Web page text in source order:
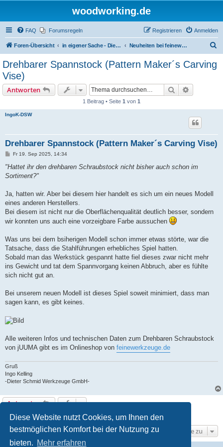
Diese Website nutzt Cookies, um Ihnen den
bestmöglichen Komfort bei der Nutzung zu
bieten. Mehr erfahren
woodworking.de
FAQ Forumsregeln Anmelden
Registrieren
Foren-Übersicht in eigener Sache - Dieter Schmid Werkzeuge GmbH Neuheiten bei feinewerkzeuge.de
Drehbarer Spannstock (Pattern Maker´s Carving
Vise)
Antworten Suche
1 Beitrag • Seite 1 von 1
IngoK-DSW
Drehbarer Spannstock (Pattern Maker´s Carving Vise)
B
i
r
Fr 19. Sep 2025, 14:34
"Hattet ihr den drehbaren Schraubstock nicht bisher auch schon im
Sortiment?"
Ja, hatten wir. Aber bei diesem hier handelt es sich um ein neues Modell
eines anderen Herstellers.
Bei diesem ist nicht nur die Oberflächenqualität deutlich besser, sondern
wir konnten uns auch eine vorzeigbare Farbe aussuchen
Was uns bei dem bsiherigen Modell schon immer etwas störte, war die
Tatsache, dass die Stahlführungen erhebliches Spiel hatten.
Sobald man das Werkstück gespannt hatte fiel dieses zwar nicht mehr
ins Gewicht und tat dem Spannvorgang keinen Abbruch, aber es fühlte
sich nicht gut an.
Bei unserem neuen Modell ist dieses Spiel soweit minimiert, dass man
sagen kann, es gibt keines.
Alle weiteren Infos und technischen Daten zum Drehbaren Schraubstock
von jUUMA gibt es im Onlineshop von feinewerkzeuge.de
Gruß
Ingo Kelling
-Dieter Schmid Werkzeuge GmbH-
Antworten
1 Beitrag • Seite1von1
Gehe zu